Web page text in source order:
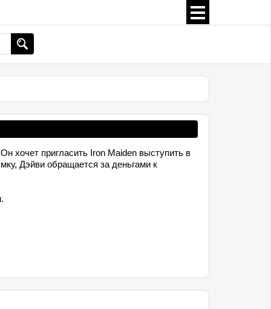
хочет пригласить Iron Maiden выступить в
Дэйви обращается за деньгами к